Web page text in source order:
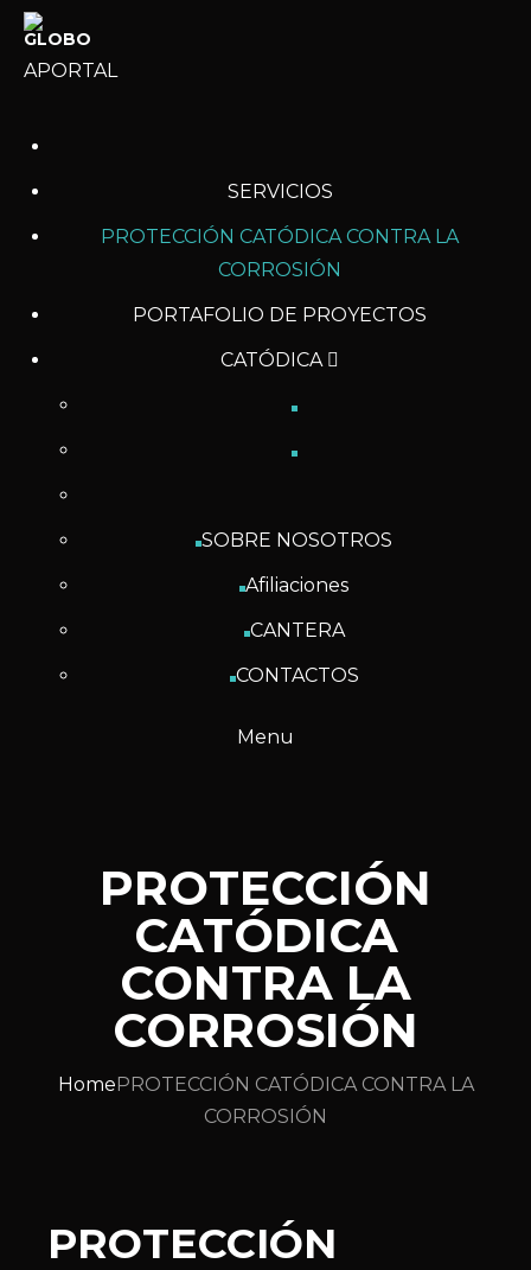
APORTAL
SERVICIOS
PROTECCIÓN CATÓDICA CONTRA LA
CORROSIÓN
PORTAFOLIO DE PROYECTOS
CATÓDICA
SOBRE NOSOTROS
Afiliaciones
CANTERA
CONTACTOS
Menu
PROTECCIÓN
CATÓDICA
CONTRA LA
CORROSIÓN
HomePROTECCIÓN CATÓDICA CONTRA LA
CORROSIÓN
PROTECCIÓN